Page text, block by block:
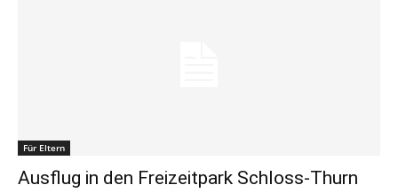
Für Eltern
Ausflug in den Freizeitpark Schloss-Thurn